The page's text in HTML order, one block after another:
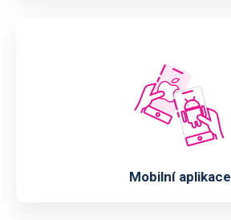
Mobilní aplikace